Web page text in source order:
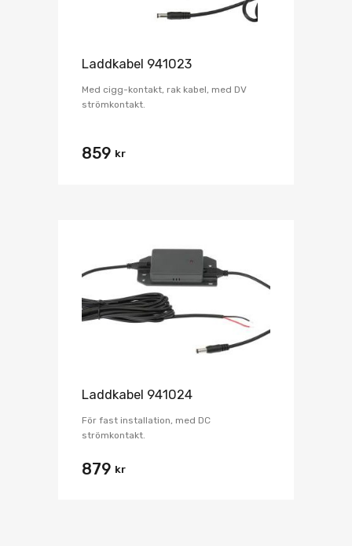
Laddkabel 941023
Med cigg-kontakt, rak kabel, med DV
strömkontakt.
859 kr
Laddkabel 941024
För fast installation, med DC
strömkontakt.
879 kr